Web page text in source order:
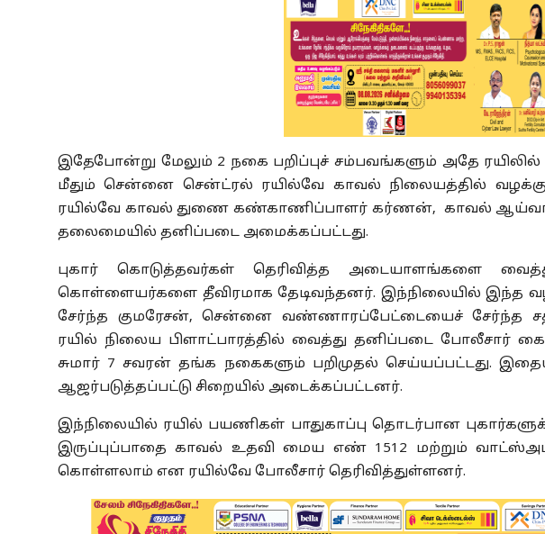
இதேபோன்று மேலும் 2 நகை பறிப்புச் சம்பவங்களும் அதே ரயிலில்
மீதும் சென்னை சென்ட்ரல் ரயில்வே காவல் நிலையத்தில்
ரயில்வே காவல் துணை கண்காணிப்பாளர் கர்ணன், காவல்
தலைமையில் தனிப்படை அமைக்கப்பட்டது.
புகார் கொடுத்தவர்கள் தெரிவித்த அடையாளங்களை
கொள்ளையர்களை தீவிரமாக தேடிவந்தனர். இந்நிலையில் இந்த
சேர்ந்த குமரேசன், சென்னை வண்ணாரப்பேட்டையைச் சேர்ந்த
ரயில் நிலைய பிளாட்பாரத்தில் வைத்து தனிப்படை போலீசார்
சுமார் 7 சவரன் தங்க நகைகளும் பறிமுதல் செய்யப்பட்டது.
ஆஜர்படுத்தப்பட்டு சிறையில் அடைக்கப்பட்டனர்.
இந்நிலையில் ரயில் பயணிகள் பாதுகாப்பு தொடர்பான
இருப்புப்பாதை காவல் உதவி மைய எண் 1512 மற்றும்
கொள்ளலாம் என ரயில்வே போலீசார் தெரிவித்துள்ளனர்.